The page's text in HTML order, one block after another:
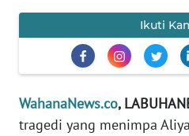
Ikuti
WahanaNews.co,
tragedi yang menimpa
KAMI